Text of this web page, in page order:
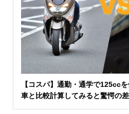
【コスパ】通勤・通学で125cc
車と比較計算してみると驚愕の